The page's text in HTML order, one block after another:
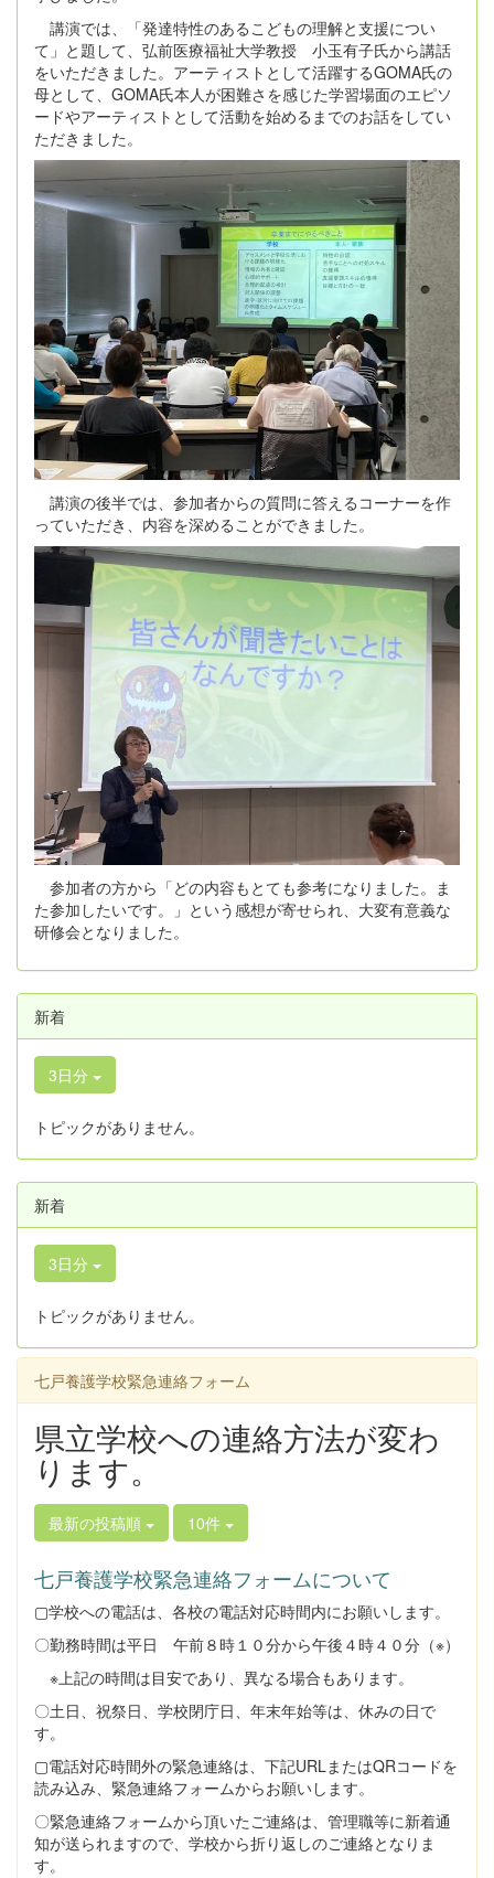
講演では、「発達特性のあるこどもの理解と支援につい
て」と題して、弘前医療福祉大学教授 小玉有子氏から講話
をいただきました。アーティストとして活躍するGOMA氏の
母として、GOMA氏本人が困難さを感じた学習場面のエピソ
ードやアーティストとして活動を始めるまでのお話をしてい
ただきました。
講演の後半では、参加者からの質問に答えるコーナーを作
っていただき、内容を深めることができました。
参加者の方から「どの内容もとても参考になりました。ま
た参加したいです。」という感想が寄せられ、大変有意義な
研修会となりました。
新着
3日分
トピックがありません。
新着
3日分
トピックがありません。
七戸養護学校緊急連絡フォーム
県立学校への連絡方法が変わ
ります。
最新の投稿順 10件
七戸養護学校緊急連絡フォームについて
▢学校への電話は、各校の電話対応時間内にお願いします。
〇勤務時間は平日 午前８時１０分から午後４時４０分（※）
※上記の時間は目安であり、異なる場合もあります。
〇土日、祝祭日、学校閉庁日、年末年始等は、休みの日で
す。
▢電話対応時間外の緊急連絡は、下記URLまたはQRコードを
読み込み、緊急連絡フォームからお願いします。
〇緊急連絡フォームから頂いたご連絡は、管理職等に新着通
知が送られますので、学校から折り返しのご連絡となりま
す。